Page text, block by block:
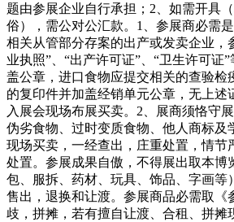
题由参展企业自行承担；2、如需开具
俗），需公对公汇款。1、参展商必需
相关从管部分存案的出产或发卖企业，
业执照”、“出产许可证”、“卫生许可证
盖公章，进口食物应提交相关的查验检
的复印件并加盖经销单元公章，无上述
入展会现场布展买卖。2、展商须恪守
伪劣食物、过时变质食物、他人商标及
现场买卖，一经查出，庄重处置，情节
处置。参展成果自傲，不得展出取本博
包、服拆、药材、玩具、饰品、字画等
售出，退换和让渡。参展商品必需取《
歧，拼摊，若有擅自让渡、合租、拼摊